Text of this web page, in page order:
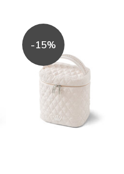
-15%